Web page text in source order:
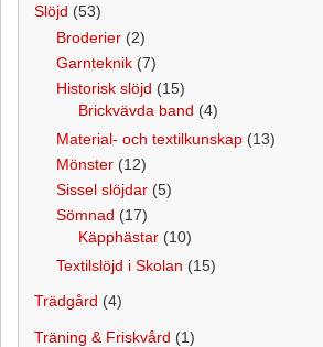
Slöjd (53)
Broderier (2)
Garnteknik (7)
Historisk slöjd (15)
Brickvävda band (4)
Material- och textilkunskap (13)
Mönster (12)
Sissel slöjdar (5)
Sömnad (17)
Käpphästar (10)
Textilslöjd i Skolan (15)
Trädgård (4)
Träning & Friskvård (1)